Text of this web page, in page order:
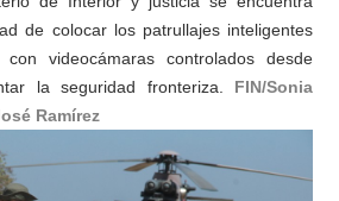
de colocar los patrullajes inteligentes
videocámaras controlados desde
la seguridad fronteriza. FIN/Sonia
Ramírez